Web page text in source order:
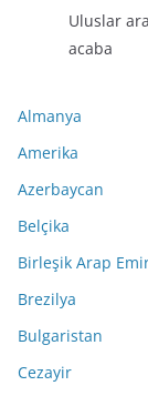
Uluslar
acaba
Almanya
Amerika
Azerbaycan
Belçika
Birleşik Arap
Brezilya
Bulgaristan
Cezayir